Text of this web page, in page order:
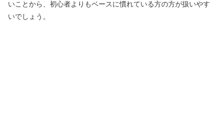
いことから、初心者よりもベースに慣れている方の方が扱いやす
いでしょう。